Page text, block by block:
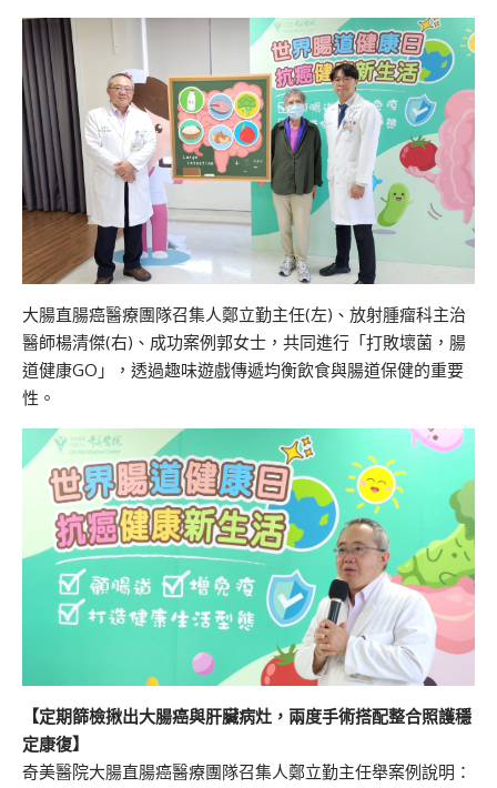
大腸直腸癌醫療團隊召集人鄭立勤主任(左)、放射腫瘤科主治
醫師楊清傑(右)、成功案例郭女士，共同進行「打敗壞菌，腸
道健康GO」，透過趣味遊戲傳遞均衡飲食與腸道保健的重要
性。
【定期篩檢揪出大腸癌與肝臟病灶，兩度手術搭配整合照護穩
定康復】
奇美醫院大腸直腸癌醫療團隊召集人鄭立勤主任舉案例說明：